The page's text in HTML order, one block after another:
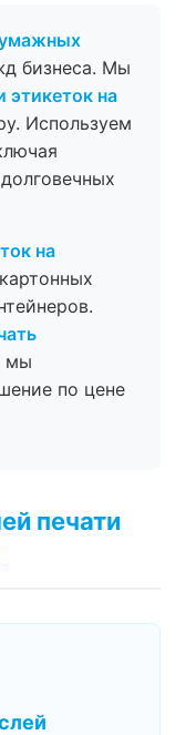
бизнеса. Мы
этикеток на
Используем
на
по цене
печати